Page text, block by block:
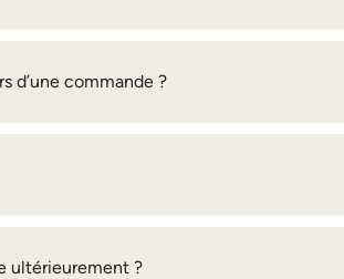
d’une commande ?
ultérieurement ?